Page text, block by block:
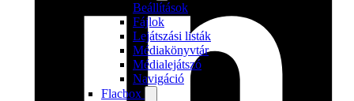
Beállítások
Fájlok
Lejátszási listák
Médiakönyvtár
Médialejátszó
Navigáció
Flacbox